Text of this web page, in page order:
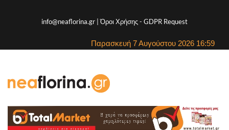
info@neaflorina.gr |Όροι Χρήσης- GDPR Request
Παρασκευή 7 Αυγούστου 2026 16:59